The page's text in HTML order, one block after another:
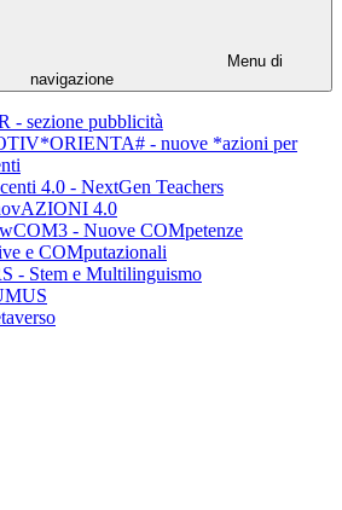
Menu di
navigazione
- sezione pubblicità
- nuove *azioni per
4.0 - NextGen Teachers
4.0
- Nuove COMpetenze
e COMputazionali
- Stem e Multilinguismo